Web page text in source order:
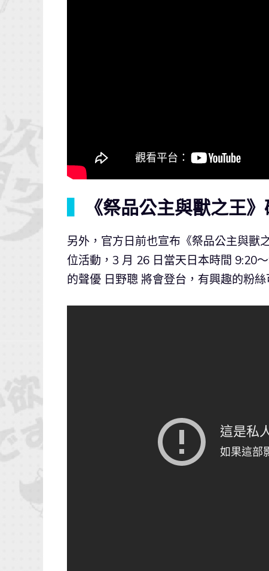
《祭品公主與獸之王
另外，官方日前也宣布《祭品公主與獸
位活動，3 月 26 日當天日本時間 9:20
的聲優 日野聰 將會登台，有興趣的粉